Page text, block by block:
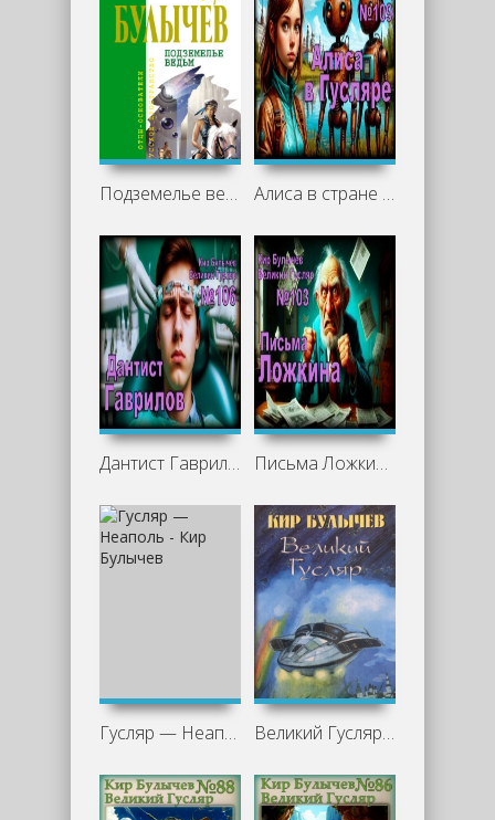
Подземелье ведьм - Кир Булычев Алиса в стране фантазий - Кир Булычев
Дантист Гаврилов - Кир Булычев Письма Ложкина - Кир Булычев
Гусляр — Неаполь - Кир Булычев Великий Гусляр. Часть 7 - Кир Булычев